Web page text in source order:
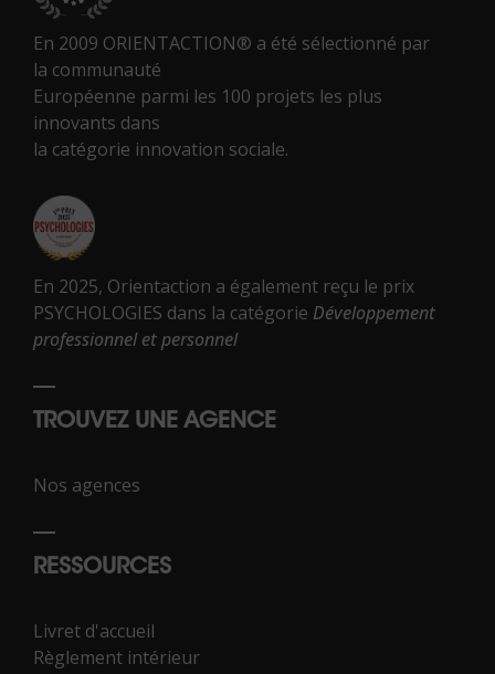
En 2009 ORIENTACTION® a été sélectionné par
la communauté
Européenne parmi les 100 projets les plus
innovants dans
la catégorie innovation sociale.
En 2025, Orientaction a également reçu le prix
PSYCHOLOGIES dans la catégorie Développement
professionnel et personnel
TROUVEZ UNE AGENCE
Nos agences
RESSOURCES
Livret d'accueil
Règlement intérieur